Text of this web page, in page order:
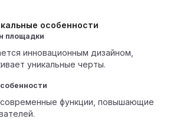
особенности
площадки
инновационным дизайном,
уникальные черты.
функции, повышающие